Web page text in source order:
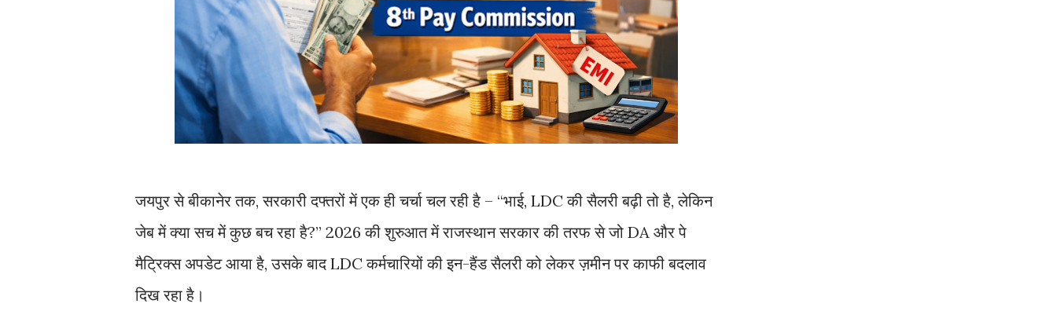
जयपुर से बीकानेर तक, सरकारी दफ्तरों में एक ही चर्चा चल रही है – “भाई, LDC की सैलरी बढ़ी तो है, लेकिन
जेब में क्या सच में कुछ बच रहा है?” 2026 की शुरुआत में राजस्थान सरकार की तरफ से जो DA और पे
मैट्रिक्स अपडेट आया है, उसके बाद LDC कर्मचारियों की इन-हैंड सैलरी को लेकर ज़मीन पर काफी बदलाव
दिख रहा है।